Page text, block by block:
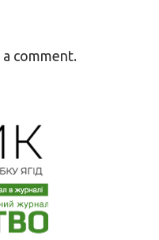
comment.